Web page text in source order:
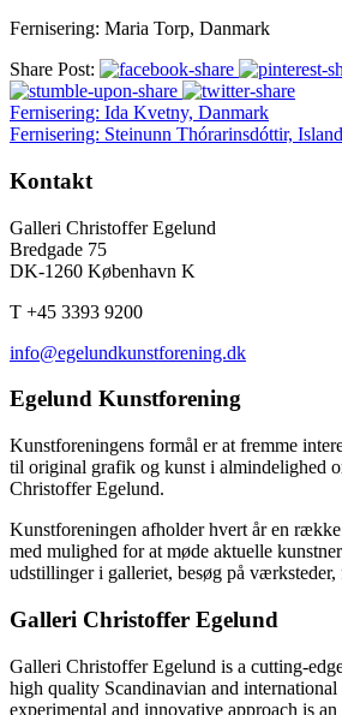
Fernisering: Maria Torp, Danmark
Share Post:
Fernisering: Ida Kvetny, Danmark
Fernisering: Steinunn Thórarinsdóttir, Island
Kontakt
Galleri Christoffer Egelund
Bredgade 75
DK-1260 København K
T +45 3393 9200
info@egelundkunstforening.dk
Egelund Kunstforening
Kunstforeningens formål er at fremme
til original grafik og kunst i almindelighed
Christoffer Egelund.
Kunstforeningen afholder hvert år en
med mulighed for at møde aktuelle
udstillinger i galleriet, besøg på
Galleri Christoffer Egelund
Galleri Christoffer Egelund is a cutting-
high quality Scandinavian and
experimental and innovative approach is